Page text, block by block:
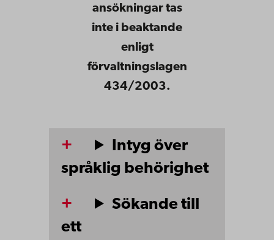
ansökningar tas
inte i beaktande
enligt
förvaltningslagen
434/2003.
Intyg över
språklig behörighet
Sökande till
ett